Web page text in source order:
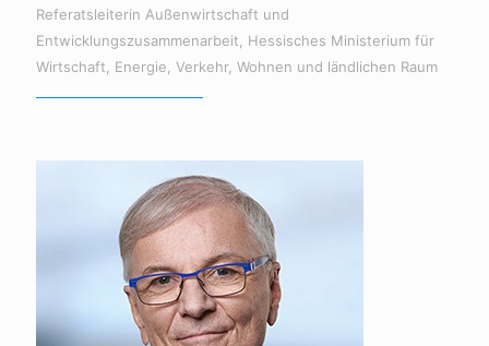
Referatsleiterin Außenwirtschaft und
Entwicklungszusammenarbeit, Hessisches Ministerium für
Wirtschaft, Energie, Verkehr, Wohnen und ländlichen Raum